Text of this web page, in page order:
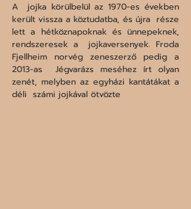
A  jojka körülbelül az 1970-es években
került vissza a köztudatba, és újra  része
lett a hétköznapoknak és ünnepeknek,
rendszeresek a  jojkaversenyek. Froda
Fjellheim norvég zeneszerző pedig a
2013-as  Jégvarázs meséhez írt olyan
zenét, melyben az egyházi kantátákat a
déli  számi jojkával ötvözte